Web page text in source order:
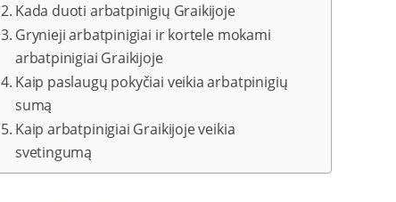
Kada duoti arbatpinigių Graikijoje
Grynieji arbatpinigiai ir kortele mokami
arbatpinigiai Graikijoje
Kaip paslaugų pokyčiai veikia arbatpinigių
sumą
Kaip arbatpinigiai Graikijoje veikia
svetingumą